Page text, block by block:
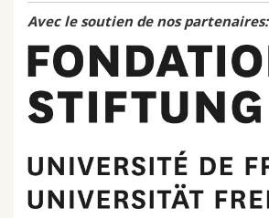
Avec le soutien de nos partenaires: